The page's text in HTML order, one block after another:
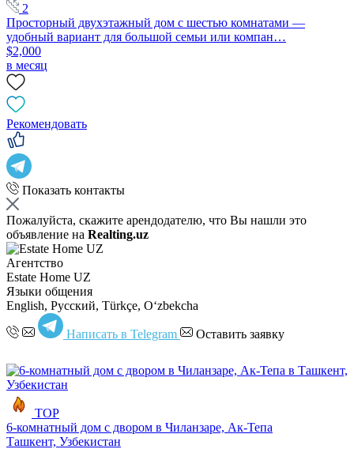
2
Просторный двухэтажный дом с шестью комнатами —
удобный вариант для большой семьи или компан…
$2,000
в месяц
Рекомендовать
Показать контакты
Пожалуйста, скажите арендодателю, что Вы нашли это
объявление на Realting.uz
Агентство
Estate Home UZ
Языки общения
English, Русский, Türkçe, Oʻzbekcha
Написать в Telegram Оставить заявку
TOP
6-комнатный дом с двором в Чиланзаре, Ак-Тепа
Ташкент, Узбекистан